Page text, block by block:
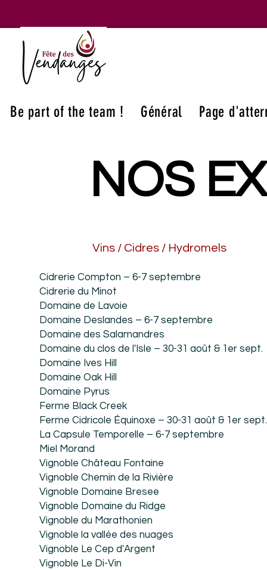
Be part of the team ! Général Page
NOS
NOS
Vins / Cidres / Hydromels
Cidrerie Compton – 6-7 septembre
Cidrerie du Minot
Domaine de Lavoie
Domaine Deslandes – 6-7 septembre
Domaine des Salamandres
Domaine du clos de l'Isle – 30-31 août & 1er sept.
Domaine Ives Hill
Domaine Oak Hill
Domaine Pyrus
Ferme Black Creek
Ferme Cidricole Équinoxe – 30-31 août & 1er sept.
La Capsule Temporelle – 6-7 septembre
Miel Morand
Vignoble Château Fontaine
Vignoble Chemin de la Rivière
Vignoble Domaine Bresee
Vignoble Domaine du Ridge
Vignoble du Marathonien
Vignoble la vallée des nuages
Vignoble Le Cep d'Argent
Vignoble Le Di-Vin